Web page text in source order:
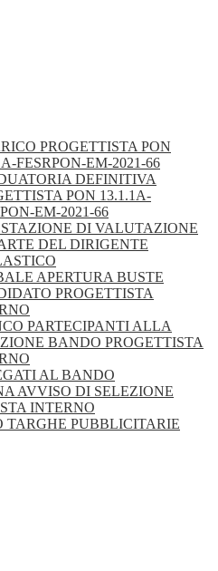
PROGETTISTA PON
FESRPON-EM-2021-66
DEFINITIVA
PON 13.1.1A-
EM-2021-66
DI VALUTAZIONE
DEL DIRIGENTE
APERTURA BUSTE
PROGETTISTA
PARTECIPANTI ALLA
BANDO PROGETTISTA
AL BANDO
AVVISO DI SELEZIONE
INTERNO
TARGHE PUBBLICITARIE